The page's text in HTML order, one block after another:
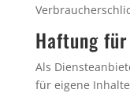
Haftung
Als
für eigene